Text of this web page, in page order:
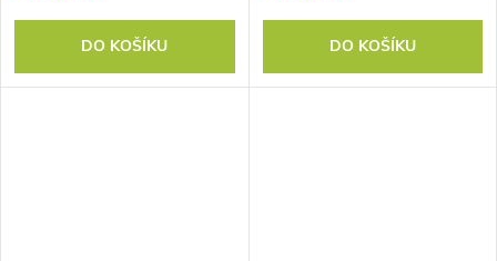
DO KOŠÍKU DO KOŠÍKU